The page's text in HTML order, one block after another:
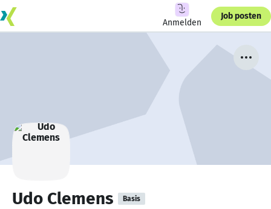
Anmelden
Job posten
Udo Clemens Basis